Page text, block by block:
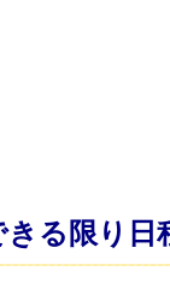
きる限り日